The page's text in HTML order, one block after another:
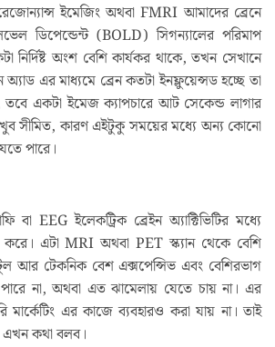
ইমেজিং অথবা FMRI আমাদের ব্রেনে
ডিপেন্ডেন্ট (BOLD) সিগন্যালের পরিমাপ
নির্দিষ্ট অংশ বেশি কার্যকর থাকে, তখন সেখানে
এর মাধ্যমে ব্রেন কতটা ইনফ্লুয়েন্সড হচ্ছে তা
তবে একটা ইমেজ ক্যাপচারে আট সেকেন্ড লাগার
খুব সীমিত, কারণ এইটুকু সময়ের মধ্যে অন্য কোনো
পারে।
বা EEG ইলেকট্রিক ব্রেইন অ্যাক্টিভিটির মধ্যে
করে। এটা MRI অথবা PET স্ক্যান থেকে বেশি
আর টেকনিক বেশ এক্সপেন্সিভ এবং বেশিরভাগ
না, অথবা এত ঝামেলায় যেতে চায় না। এর
এর কাজে ব্যবহারও করা যায় না। তাই
এখন কথা বলব।